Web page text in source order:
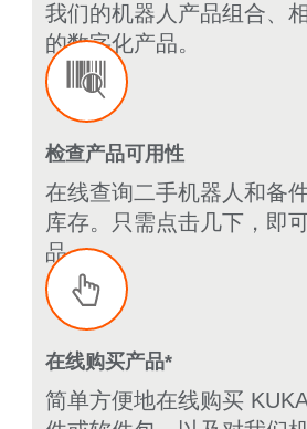
我们的机器人产品组合、
的数字化产品。
检查产品可用性
在线查询二手机器人和备
库存。只需点击几下，即
品。
在线购买产品*
简单方便地在线购买